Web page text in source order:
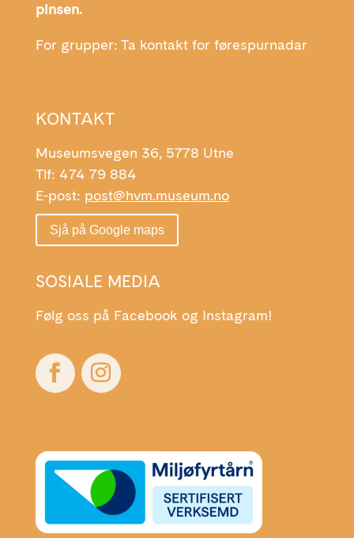
pinsen.
For grupper: Ta kontakt for førespurnadar
KONTAKT
Museumsvegen 36, 5778 Utne
Tlf: 474 79 884
E-post: post@hvm.museum.no
Sjå på Google maps
SOSIALE MEDIA
Følg oss på Facebook og Instagram!